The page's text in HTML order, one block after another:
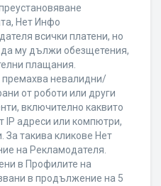
Нет Инфо
всички платени, но
му дължи обезщетения,
плащания.
невалидни/
от роботи или други
включително каквито
IP адреси или компютри,
За такива кликове Нет
на Рекламодателя.
в Профилите на
в продължение на 5